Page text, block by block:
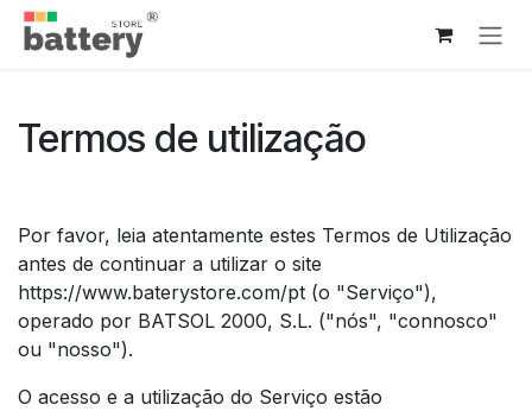
Pular para o conteúdo
Termos de utilização​
Por favor, leia atentamente estes Termos de Utilização
antes de continuar a utilizar o site
https://www.baterystore.com/pt (o "Serviço"),
operado por BATSOL 2000, S.L. ("nós", "connosco"
ou "nosso").
O acesso e a utilização do Serviço estão